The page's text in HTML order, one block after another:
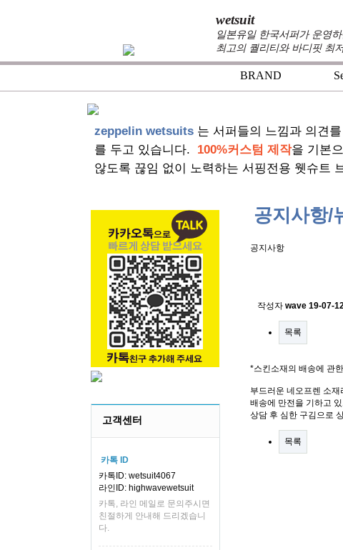
wetsuit
일본유일 한국서퍼가 운영
최고의 퀄리티와 바디핏 최
+
BRAND
zeppelin wetsuits 는 서퍼들의 느낌과 의견
를 두고 있습니다. 100%커스텀 제작을 기본
않도록 끊임 없이 노력하는 서핑전용 웻슈트
고객센터
카톡 ID
카톡ID: wetsuit4067
라인ID: highwavewetsuit
카톡, 라인 메일로 문의주시면
친절하게 안내해 드리겠습니
다.
공지사항/
공지사항
작성자 wave 19-07-
목록
*스킨소재의 배송에 관
부드러운 네오프렌 소
배송에 만전을 기하고
상담 후 심한 구김으로
목록